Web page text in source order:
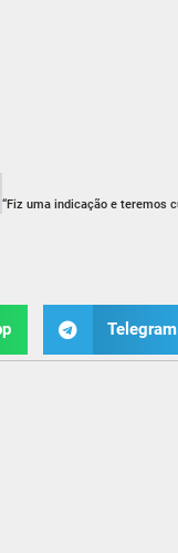
Telegram